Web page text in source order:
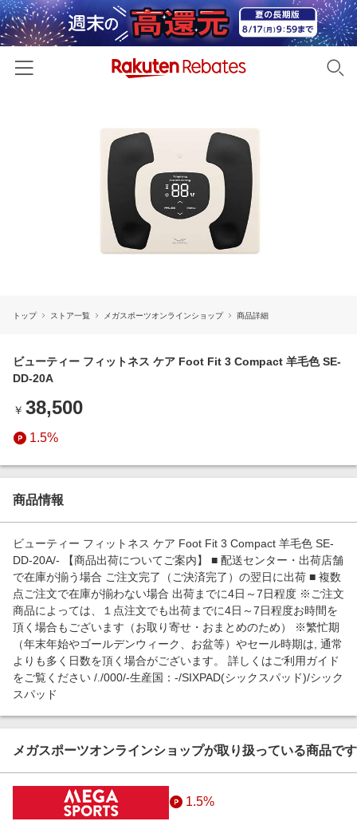
カテゴリー一覧
百貨店・総合ECモール
ファッション・インナー・小物
食品・スイーツ・お酒
キッズ・ベビー用品
エンタメ
インテリア・寝具
ペット・花・DIY・車
旅行・レジャー・ホテル予約
生活・お役立ち
金融・マネー・保険
デジタルコンテンツ
ビジネス・その他サービス
リーベイツ注目ストア
電子書籍特集
楽天サービス特集
旅行特集
わくわく夏特集
Apple公式サイト×楽天カード分割払い
Qoo10メガポ
週末の高還元 夏の長期版
トップ ストア一覧 メガスポーツオンラインショップ 商品詳細
ビューティー フィットネス ケア Foot Fit 3 Compact 羊毛色 SE-
DD-20A
￥ 38,500
1.5%
商品情報
ビューティー フィットネス ケア Foot Fit 3 Compact 羊毛色 SE-
DD-20A/- 【商品出荷についてご案内】 ■ 配送センター・出荷店舗
で在庫が揃う場合 ご注文完了（ご決済完了）の翌日に出荷 ■ 複数
点ご注文で在庫が揃わない場合 出荷までに4日～7日程度 ※ご注文
商品によっては、１点注文でも出荷までに4日～7日程度お時間を
頂く場合もございます（お取り寄せ・おまとめのため） ※繁忙期
（年末年始やゴールデンウィーク、お盆等）やセール時期は, 通常
よりも多く日数を頂く場合がございます。 詳しくはご利用ガイド
をご覧ください /./000/-生産国：-/SIXPAD(シックスパッド)/シック
スパッド
メガスポーツオンラインショップが取り扱っている商品です
1.5%